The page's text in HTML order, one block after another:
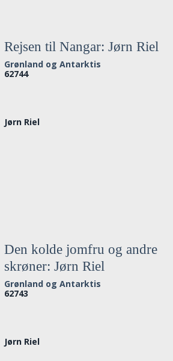
Rejsen til Nangar: Jørn Riel
Grønland og Antarktis
62744
Jørn Riel
Den kolde jomfru og andre
skrøner: Jørn Riel
Grønland og Antarktis
62743
Jørn Riel